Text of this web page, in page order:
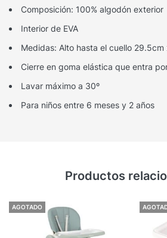
Composición: 100% algodón exterior
Interior de EVA
Medidas: Alto hasta el cuello
Cierre en goma elástica que entra
Lavar máximo a 30º
Para niños entre 6 meses y 2 años
Productos
AGOTADO